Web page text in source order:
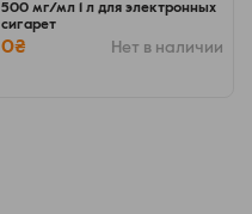
500 мг/мл 1 л для электронных
сигарет
0₴ Нет в наличии